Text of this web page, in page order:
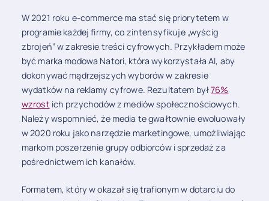
W 2021 roku e-commerce ma stać się priorytetem w
programie każdej firmy, co zintensyfikuje „wyścig
zbrojeń” w zakresie treści cyfrowych. Przykładem może
być marka modowa Natori, która wykorzystała AI, aby
dokonywać mądrzejszych wyborów w zakresie
wydatków na reklamy cyfrowe. Rezultatem był76%
wzrostich przychodów z mediów społecznościowych.
Należy wspomnieć, że media te gwałtownie ewoluowały
w 2020 roku jako narzędzie marketingowe, umożliwiając
markom poszerzenie grupy odbiorców i sprzedaż za
pośrednictwem ich kanałów.
Formatem, który w okazał się trafionym w dotarciu do